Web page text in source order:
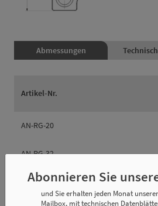
Abmessungen
Artikel-Nr.
AN-RG-20
AN-RG-32
AN-RG-40
Abonnieren Sie
und Sie erhalten jeden Monat
Mailbox, mit technischen